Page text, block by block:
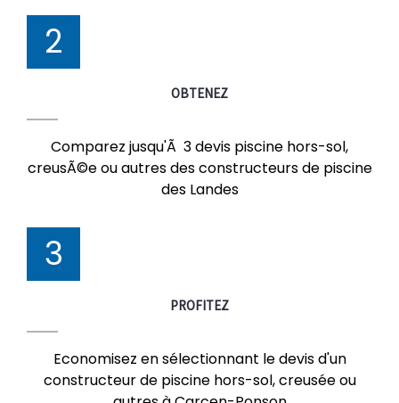
2
OBTENEZ
Comparez jusqu'Ã 3 devis piscine hors-sol,
creusÃ©e ou autres des constructeurs de piscine
des Landes
3
PROFITEZ
Economisez en sélectionnant le devis d'un
constructeur de piscine hors-sol, creusée ou